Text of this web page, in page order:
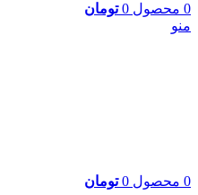
0 محصول 0 تومان
منو
0 محصول 0 تومان